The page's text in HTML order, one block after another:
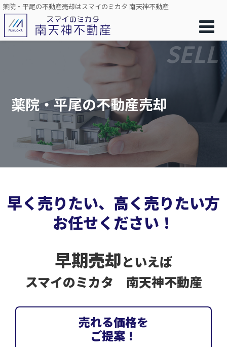
薬院・平尾の不動産売却はスマイのミカタ 南天神不動産
SELL
薬院・平尾の不動産売却
早く売りたい、高く売りたい方
お任せください！
早期売却といえば
スマイのミカタ 南天神不動産
売れる価格を
ご提案！